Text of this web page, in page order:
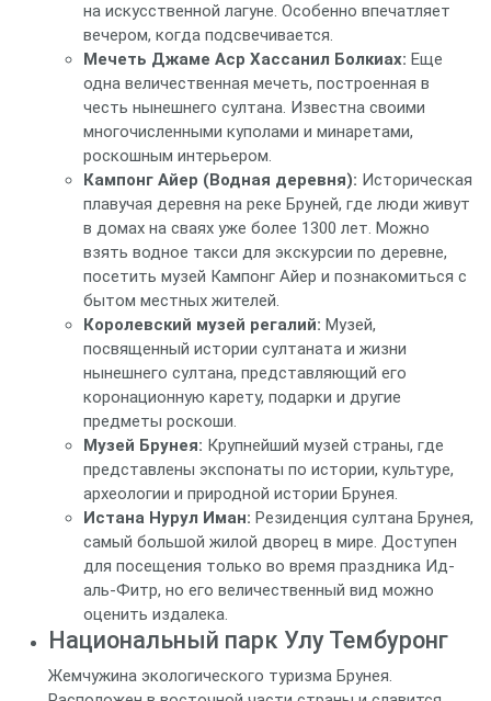
на искусственной лагуне. Особенно впечатляет
вечером, когда подсвечивается.
Мечеть Джаме Аср Хассанил Болкиах: Еще
одна величественная мечеть, построенная в
честь нынешнего султана. Известна своими
многочисленными куполами и минаретами,
роскошным интерьером.
Кампонг Айер (Водная деревня): Историческая
плавучая деревня на реке Бруней, где люди живут
в домах на сваях уже более 1300 лет. Можно
взять водное такси для экскурсии по деревне,
посетить музей Кампонг Айер и познакомиться с
бытом местных жителей.
Королевский музей регалий: Музей,
посвященный истории султаната и жизни
нынешнего султана, представляющий его
коронационную карету, подарки и другие
предметы роскоши.
Музей Брунея: Крупнейший музей страны, где
представлены экспонаты по истории, культуре,
археологии и природной истории Брунея.
Истана Нурул Иман: Резиденция султана Брунея,
самый большой жилой дворец в мире. Доступен
для посещения только во время праздника Ид-
аль-Фитр, но его величественный вид можно
оценить издалека.
Национальный парк Улу Тембуронг
Жемчужина экологического туризма Брунея.